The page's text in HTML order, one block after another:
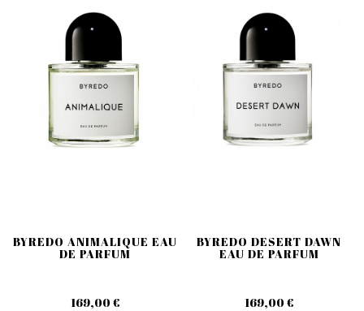
BYREDO ANIMALIQUE EAU
DE PARFUM
169,00 €
BYREDO DESERT DAWN
EAU DE PARFUM
169,00 €